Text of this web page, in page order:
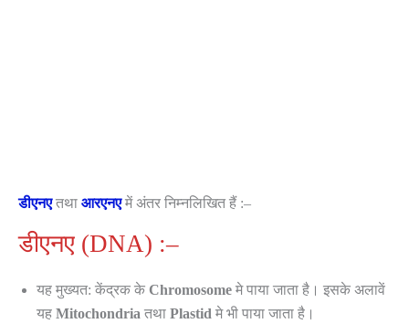
डीएनएतथा आरएनएमें अंतर निम्नलिखित हैं :–
डीएनए (DNA) :–
यह मुख्यत: केंद्रक के Chromosome मे पाया जाता है। इसके अलावें
यह Mitochondria तथा Plastid मे भी पाया जाता है।